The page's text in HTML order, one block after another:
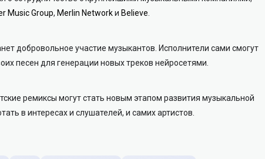
Music Group, Merlin Networkи Believe
добровольное участие музыкантов. Исполнители сами смогут
песен для генерации новых треков нейросетями.
ремиксы могут стать новым этапом развития музыкальной
в интересах и слушателей, и самих артистов.